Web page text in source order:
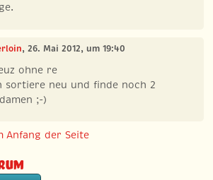
, 26. Mai 2012, um 19:40
ohne re
sortiere neu und finde noch 2
;-)
Anfang der Seite